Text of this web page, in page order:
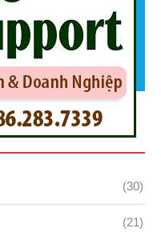
(30)
(21)